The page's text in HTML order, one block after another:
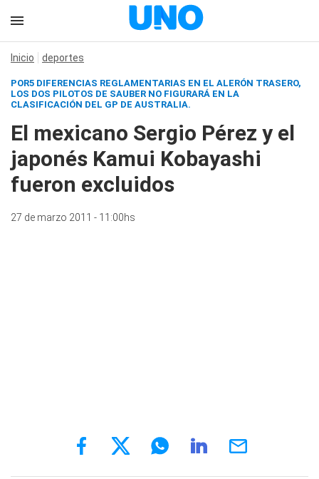
Inicio deportes
POR5 DIFERENCIAS REGLAMENTARIAS EN EL ALERÓN TRASERO,
LOS DOS PILOTOS DE SAUBER NO FIGURARÁ EN LA
CLASIFICACIÓN DEL GP DE AUSTRALIA.
El mexicano Sergio Pérez y el
japonés Kamui Kobayashi
fueron excluidos
27 de marzo 2011 - 11:00hs